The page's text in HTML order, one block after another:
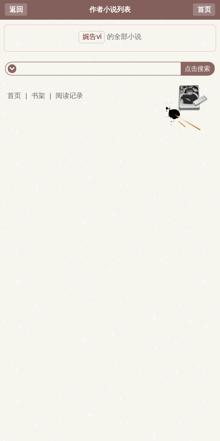
返回 作者小说列表 首页
娓告ⅵ 的全部小说
首页 书架 阅读记录